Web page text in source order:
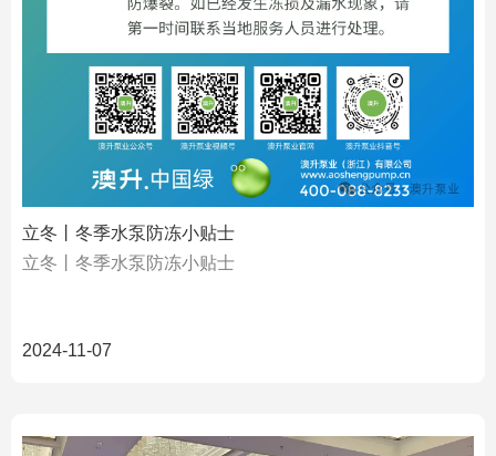
立冬丨冬季水泵防冻小贴士
立冬丨冬季水泵防冻小贴士
2024-11-07